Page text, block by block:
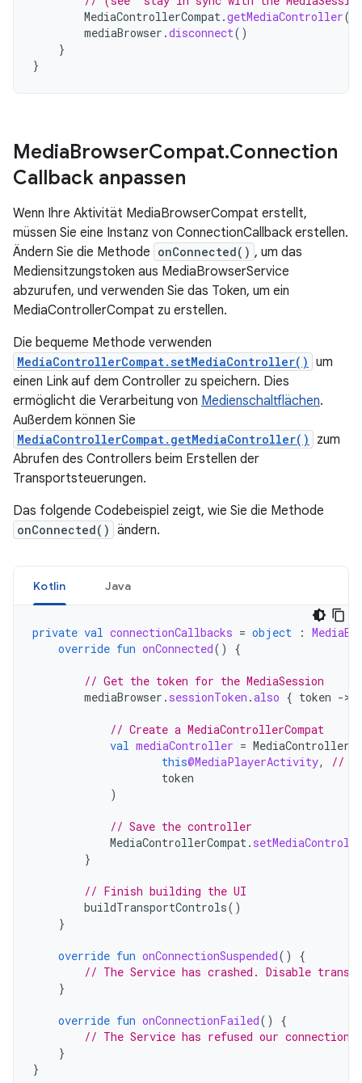
MediaControllerCompat.getMediaController(
mediaBrowser .disconnect()
}
}
MediaBrowserCompat.Connection
Callback anpassen
Wenn Ihre Aktivität MediaBrowserCompat erstellt,
müssen Sie eine Instanz von ConnectionCallback erstellen.
Ändern Sie die Methode onConnected() , um das
Mediensitzungstoken aus MediaBrowserService
abzurufen, und verwenden Sie das Token, um ein
MediaControllerCompat zu erstellen.
Die bequeme Methode verwenden
MediaControllerCompat.setMediaController() um
einen Link auf dem Controller zu speichern. Dies
ermöglicht die Verarbeitung von Medienschaltflächen.
Außerdem können Sie
MediaControllerCompat.getMediaController()
zum
Abrufen des Controllers beim Erstellen der
Transportsteuerungen.
Das folgende Codebeispiel zeigt, wie Sie die Methode
onConnected() ändern.
Kotlin Java
private val connectionCallbacks = object :
override fun onConnected() {
// Get the token for the MediaSession
mediaBrowser . sessionToken .also { token ->
// Create a MediaControllerCompat
val mediaController =
this@MediaPlayerActivity,
//
token
)
// Save the controller
MediaControllerCompat.
}
// Finish building the UI
buildTransportControls()
}
override fun onConnectionSuspended()
{
// The Service has crashed. Disable
}
override fun onConnectionFailed()
{
// The Service has refused our connection
}
}